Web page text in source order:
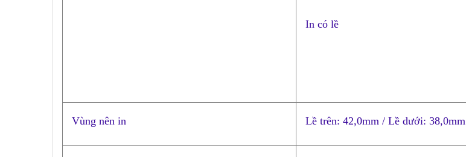
In có lề
Vùng nên in Lề trên: 42,0mm / Lề dưới: 38,0mm